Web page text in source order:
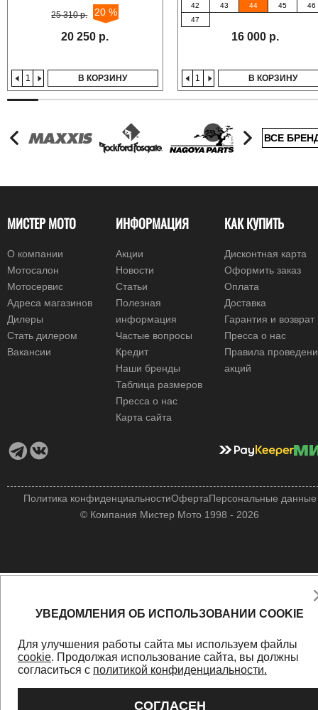
25 310 р. 20 %
20 250 р.
В КОРЗИНУ
42
43 44 45
46
47
16 000 р.
В КОРЗИНУ
ВСЕ
МИСТЕР МОТО
О компании
Мотосалон
Мотосервис
Адреса магазинов
Дилеры
Стать дилером
Вакансии
ИНФОРМАЦИЯ
Акции
Новости
Статьи
Полезная
информация
Частые вопросы
Кредит
Наши бренды
Таблица размеров
Пресса о нас
Карта сайта
КАК КУПИТЬ
Дисконтная карта
Оформить заказ
Оплата
Доставка
Гарантия и возврат
Пресса о нас
Правила
акций
© Компания Мистер Мото 1998 - 2026
Политика конфиденциальностиОфертаПерсональные данные
УВЕДОМЛЕНИЯ ОБ ИСПОЛЬЗОВАНИИ COOKIE
Для улучшения работы сайта мы используем файлы
cookie. Продолжая использование сайта, вы должны
согласиться с политикой конфиденциальности.
СОГЛАСЕН